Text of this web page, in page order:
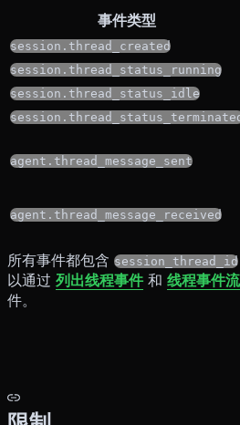
事件类型
session.thread_created
session.thread_status_running
session.thread_status_idle
agent.thread_message_sent
agent.thread_message_received
所有事件都包含 session_thread_id
以通过 列出线程事件和 线程事件流
件。